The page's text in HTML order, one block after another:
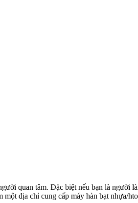
quan tâm. Đặc biệt nếu bạn là người
địa chỉ cung cấp máy hàn bạt nhựa/